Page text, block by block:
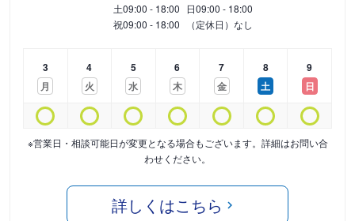
土09:00 - 18:00 日09:00 - 18:00
祝09:00 - 18:00 （定休日）なし
3
月
4
火
5
水
6
木
7
金
8
土
9
日
※営業日・相談可能日が変更となる場合もございます。詳細はお問い合
わせください。
詳しくはこちら